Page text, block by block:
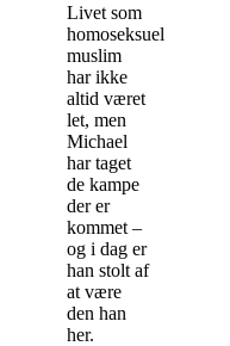
Livet som
homoseksuel
muslim
har ikke
altid været
let, men
Michael
har taget
de kampe
der er
kommet –
og i dag er
han stolt af
at være
den han
her.